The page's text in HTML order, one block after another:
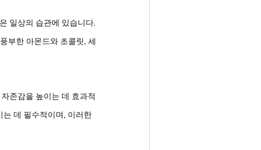
일상의 습관에 있습니다.
부한 아몬드와 초콜릿, 세
존감을 높이는 데 효과적
는 데 필수적이며, 이러한